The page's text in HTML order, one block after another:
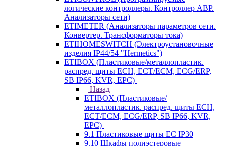
логические контроллеры. Контроллер АВР.
Анализаторы сети)
ETIMETER (Анализаторы параметров сети.
Конвертер. Трансформаторы тока)
ETIHOMESWITCH (Электроустановочные
изделия IP44/54 "Hermetics")
ETIBOX (Пластиковые/металлопластик.
распред. щиты ECH, ECT/ECM, ECG/ERP,
SB IP66, KVR, EPC)
Назад
ETIBOX (Пластиковые/
металлопластик. распред. щиты ECH,
ECT/ECM, ECG/ERP, SB IP66, KVR,
EPC)
9.1 Пластиковые щиты EC IP30
9.10 Шкафы полиэстеровые